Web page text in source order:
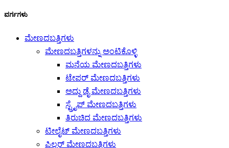
ವರ್ಗಗಳು
ಮೇಣದಬತ್ತಿಗಳು
ಮೇಣದಬತ್ತಿಗಳನ್ನು ಅಂಟಿಕೊಳ್ಳಿ
ಮನೆಯ ಮೇಣದಬತ್ತಿಗಳು
ಟೇಪರ್ ಮೇಣದಬತ್ತಿಗಳು
ಅದ್ದು ಡೈ ಮೇಣದಬತ್ತಿಗಳು
ಸ್ಟ್ರೈಪ್ ಮೇಣದಬತ್ತಿಗಳು
ತಿರುಚಿದ ಮೇಣದಬತ್ತಿಗಳು
ಟೀಲೈಟ್ ಮೇಣದಬತ್ತಿಗಳು
ಪಿಲ್ಲರ್ ಮೇಣದಬತ್ತಿಗಳು